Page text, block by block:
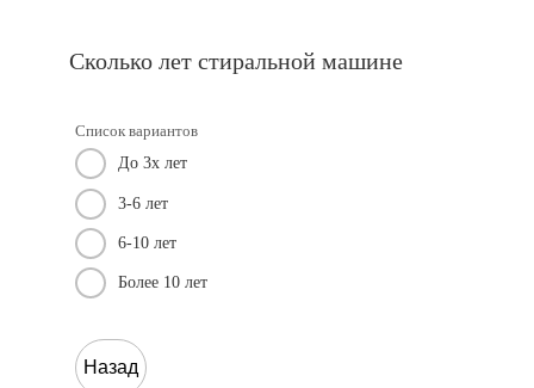
Сколько лет стиральной машине
Список вариантов
До 3х лет
3-6 лет
6-10 лет
Более 10 лет
Назад